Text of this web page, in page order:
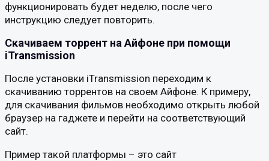
функционировать будет неделю, после чего
инструкцию следует повторить.
Скачиваем торрент на Айфоне при помощи
iTransmission
После установки iTransmission переходим к
скачиванию торрентов на своем Айфоне. К примеру,
для скачивания фильмов необходимо открыть любой
браузер на гаджете и перейти на соответствующий
сайт.
Пример такой платформы – это сайт